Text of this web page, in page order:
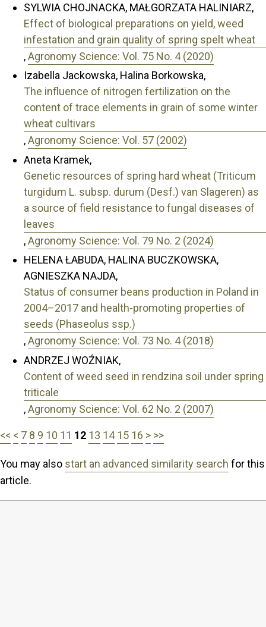
SYLWIA CHOJNACKA, MAŁGORZATA HALINIARZ,
Effect of biological preparations on yield, weed
infestation and grain quality of spring spelt wheat
,Agronomy Science: Vol. 75 No. 4 (2020)
Izabella Jackowska, Halina Borkowska,
The influence of nitrogen fertilization on the
content of trace elements in grain of some winter
wheat cultivars
,Agronomy Science: Vol. 57 (2002)
Aneta Kramek,
Genetic resources of spring hard wheat (Triticum
turgidum L. subsp. durum (Desf.) van Slageren) as
a source of field resistance to fungal diseases of
leaves
,Agronomy Science: Vol. 79 No. 2 (2024)
HELENA ŁABUDA, HALINA BUCZKOWSKA,
AGNIESZKA NAJDA,
Status of consumer beans production in Poland in
2004–2017 and health-promoting properties of
seeds (Phaseolus ssp.)
,Agronomy Science: Vol. 73 No. 4 (2018)
ANDRZEJ WOŹNIAK,
Content of weed seed in rendzina soil under spring
triticale
,Agronomy Science: Vol. 62 No. 2 (2007)
<< < 7 8 9 10 11 12 13 14 15 16 > >>
You may also start an advanced similarity search for this
article.